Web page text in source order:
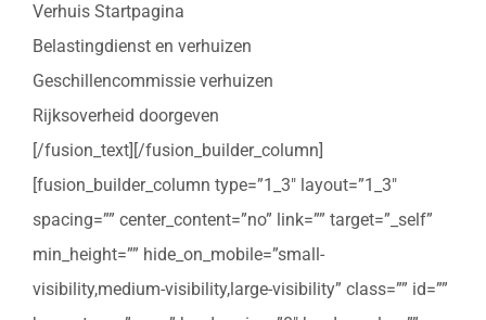
Verhuis Startpagina
Belastingdienst en verhuizen
Geschillencommissie verhuizen
Rijksoverheid doorgeven
[/fusion_text][/fusion_builder_column]
[fusion_builder_column type=”1_3″ layout=”1_3″
spacing=”” center_content=”no” link=”” target=”_self”
min_height=”” hide_on_mobile=”small-
visibility,medium-visibility,large-visibility” class=”” id=””